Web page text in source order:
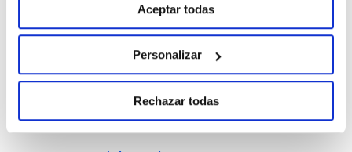
información sobre cómo se procesan sus datos
personales y establezca sus preferencias en la sección
de Personalizar. Puede cambiar o retirar su
Configuración de cookies. Para más información revise
Política de cookies
Aceptar todas
Personalizar
Rechazar todas
mantenemos la sexta posición
entre las mejores agencias
digitales, tras ser evaluados
con más de 100 agencias a
nivel nacional Con…